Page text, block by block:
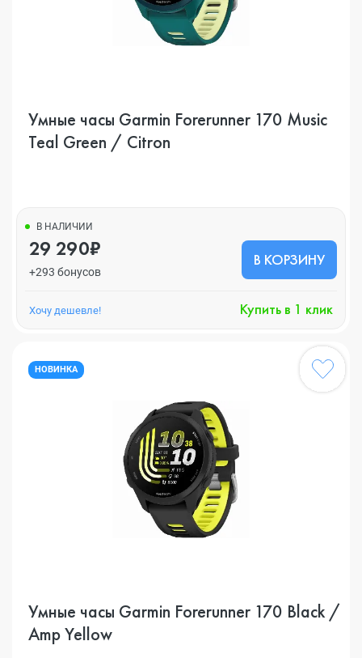
Умные часы Garmin Forerunner 170 Music
Teal Green / Citron
В НАЛИЧИИ
29 290₽
+293 бонусов
В КОРЗИНУ
Хочу дешевле! Купить в 1 клик
НОВИНКА
Умные часы Garmin Forerunner 170 Black /
Amp Yellow